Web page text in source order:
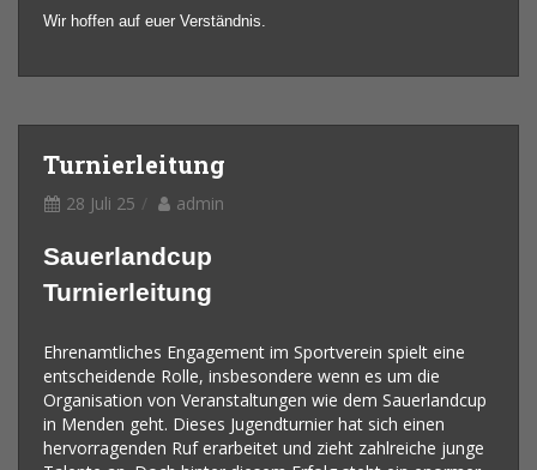
Wir hoffen auf euer Verständnis.
Turnierleitung
28 Juli 25 admin
Sauerlandcup
Turnierleitung
Ehrenamtliches Engagement im Sportverein spielt eine
entscheidende Rolle, insbesondere wenn es um die
Organisation von Veranstaltungen wie dem Sauerlandcup
in Menden geht. Dieses Jugendturnier hat sich einen
hervorragenden Ruf erarbeitet und zieht zahlreiche junge